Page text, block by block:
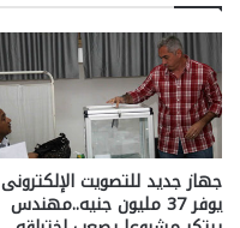
جهاز جديد للتصويت الإلكترونى
يوفر 37 مليون جنيه..مهندس